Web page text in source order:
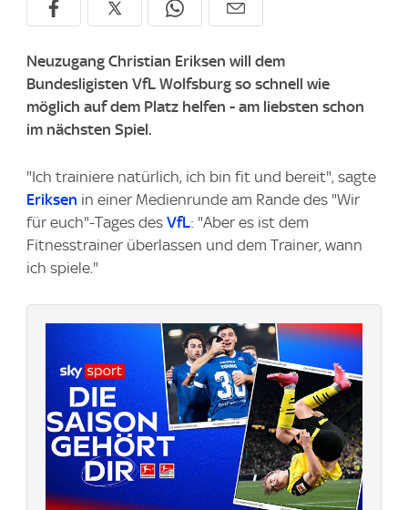
Neuzugang Christian Eriksen will dem
Bundesligisten VfL Wolfsburg so schnell wie
möglich auf dem Platz helfen - am liebsten schon
im nächsten Spiel.
"Ich trainiere natürlich, ich bin fit und bereit", sagte
Eriksen in einer Medienrunde am Rande des "Wir
für euch"-Tages des VfL: "Aber es ist dem
Fitnesstrainer überlassen und dem Trainer, wann
ich spiele."